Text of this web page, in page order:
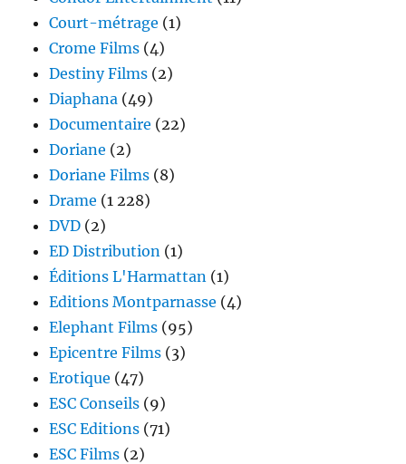
Court-métrage (1)
Crome Films (4)
Destiny Films (2)
Diaphana (49)
Documentaire (22)
Doriane (2)
Doriane Films (8)
Drame (1 228)
DVD (2)
ED Distribution (1)
Éditions L'Harmattan (1)
Editions Montparnasse (4)
Elephant Films (95)
Epicentre Films (3)
Erotique (47)
ESC Conseils (9)
ESC Editions (71)
ESC Films (2)